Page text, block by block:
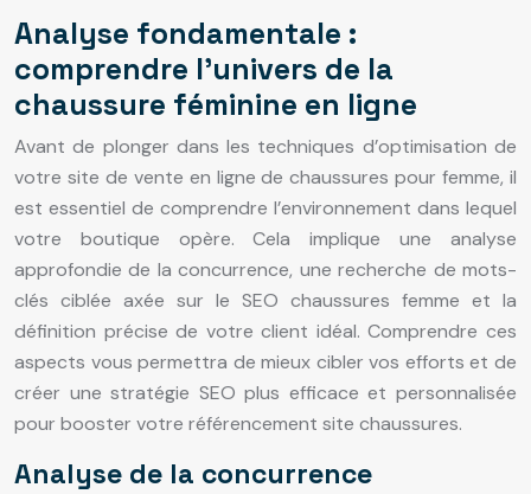
Analyse fondamentale :
comprendre l’univers de la
chaussure féminine en ligne
Avant de plonger dans les techniques d’optimisation de
votre site de vente en ligne de chaussures pour femme, il
est essentiel de comprendre l’environnement dans lequel
votre boutique opère. Cela implique une analyse
approfondie de la concurrence, une recherche de mots-
clés ciblée axée sur le SEO chaussures femme et la
définition précise de votre client idéal. Comprendre ces
aspects vous permettra de mieux cibler vos efforts et de
créer une stratégie SEO plus efficace et personnalisée
pour booster votre référencement site chaussures.
Analyse de la concurrence